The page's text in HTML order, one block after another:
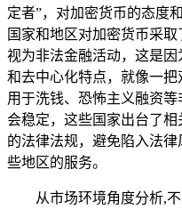
定者”，对加密货币的态度
国家和地区对加密货币采
视为非法金融活动，这是
和去中心化特点，就像一把
用于洗钱、恐怖主义融资
会稳定，这些国家出台了
的法律法规，避免陷入法
些地区的服务。
从市场环境角度分析,